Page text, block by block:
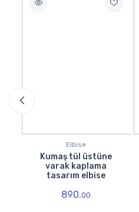
Elbise
Kumaş tül üstüne
varak kaplama
tasarım elbise
890.00